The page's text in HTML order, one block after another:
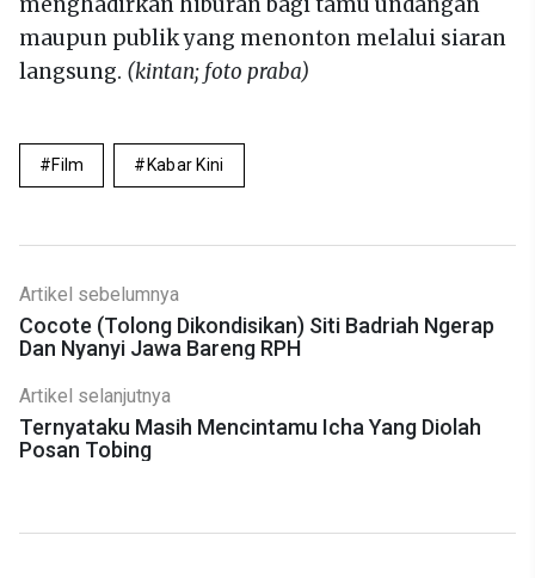
maupun publik yang menonton melalui siaran
langsung. (kintan; foto praba)
Film Kabar Kini
Artikel sebelumnya
Cocote (Tolong Dikondisikan) Siti Badriah Ngerap
Dan Nyanyi Jawa Bareng RPH
Artikel selanjutnya
Ternyataku Masih Mencintamu Icha Yang Diolah
Posan Tobing